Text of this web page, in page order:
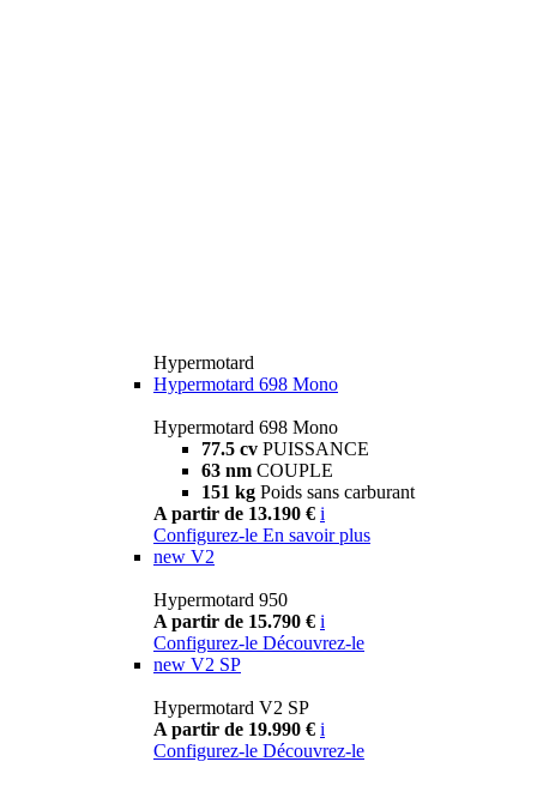
Hypermotard
Hypermotard 698 Mono
Hypermotard 698 Mono
77.5 cv PUISSANCE
63 nm COUPLE
151 kg Poids sans carburant
A partir de 13.190 € i
Configurez-le En savoir plus
new V2
Hypermotard 950
A partir de 15.790 € i
Configurez-le Découvrez-le
new V2 SP
Hypermotard V2 SP
A partir de 19.990 € i
Configurez-le Découvrez-le